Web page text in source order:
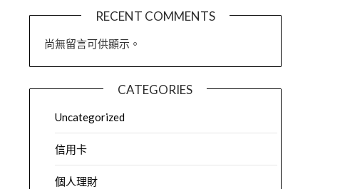
RECENT COMMENTS
尚無留言可供顯示。
CATEGORIES
Uncategorized
信用卡
個人理財